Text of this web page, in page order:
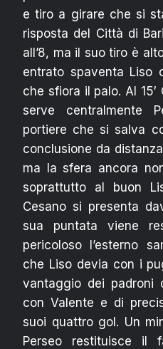
e tiro a girare che si
risposta del Città di
all’8, ma il suo tiro è
entrato spaventa Liso
che sfiora il palo. Al
serve centralmente
portiere che si salva
conclusione da
ma la sfera ancora
soprattutto al buon
Cesano si presenta
sua puntata viene
pericoloso l’esterno
che Liso devia con i
vantaggio dei padroni
con Valente e di
suoi quattro gol. Un
Perseo restituisce il